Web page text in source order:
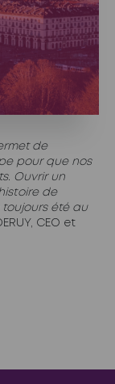
de
pour que nos
Ouvrir un
de
toujours été au
CEO et